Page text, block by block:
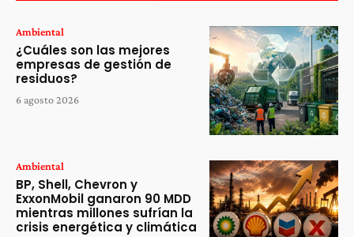
Ambiental
¿Cuáles son las mejores
empresas de gestión de
residuos?
6 agosto 2026
Ambiental
BP, Shell, Chevron y
ExxonMobil ganaron 90 MDD
mientras millones sufrían la
crisis energética y climática